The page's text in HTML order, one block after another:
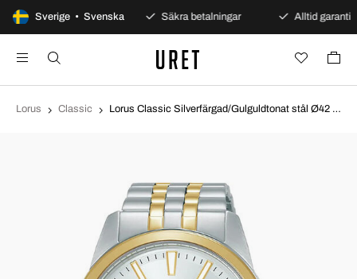
Sverige • Svenska
100 dagars öppet köp Säkra betalningar Alltid garanti
Lorus Classic Lorus Classic Silverfärgad/Gulguldtonat stål Ø42 mm RL494BX9